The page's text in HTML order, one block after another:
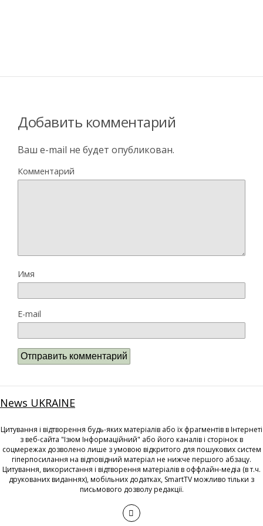
Добавить комментарий
Ваш e-mail не будет опубликован.
Комментарий
Имя
E-mail
News UKRAINE
Цитування і відтворення будь-яких матеріалів або їх фрагментів в Інтернеті
з веб-сайта "Ізюм Інформаційний" або його каналів і сторінок в
соцмережах дозволено лише з умовою відкритого для пошукових систем
гіперпосилання на відповідний матеріал не нижче першого абзацу.
Цитування, використання і відтворення матеріалів в оффлайн-медіа (в т.ч.
друкованих виданнях), мобільних додатках, SmartTV можливо тільки з
письмового дозволу редакції.